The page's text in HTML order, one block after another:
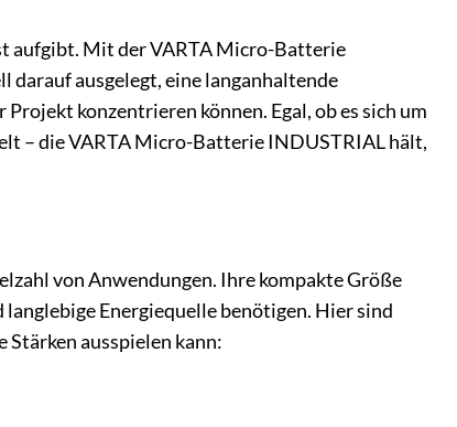
aufgibt. Mit der VARTA Micro-Batterie
darauf ausgelegt, eine langanhaltende
konzentrieren können. Egal, ob es sich um
– die VARTA Micro-Batterie INDUSTRIAL hält,
von Anwendungen. Ihre kompakte Größe
langlebige Energiequelle benötigen. Hier sind
ausspielen kann: